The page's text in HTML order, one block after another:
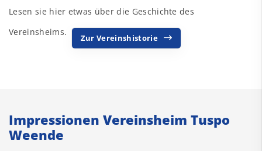
Lesen sie hier etwas über die Geschichte des
Vereinsheims.
Zur Vereinshistorie
Impressionen Vereinsheim Tuspo
Weende